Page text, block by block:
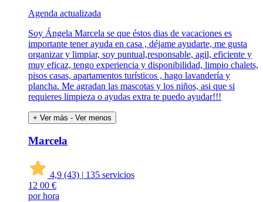
Agenda actualizada
Soy Ángela Marcela se que éstos dias de vacaciones es
importante tener ayuda en casa , déjame ayudarte, me gusta
organizar y limpiar, soy puntual,responsable, agil, eficiente y
muy eficaz, tengo experiencia y disponibilidad, limpio chalets,
pisos casas, apartamentos turísticos , hago lavandería y
plancha. Me agradan las mascotas y los niños, asi que si
requieres limpieza o ayudas extra te puedo ayudar!!!
+ Ver más - Ver menos
Marcela
4,9 (43) | 135 servicios
12 00 €
por hora